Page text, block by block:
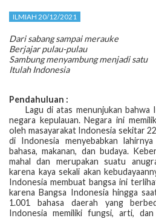
ILMIAH 20/12/2021
Dari sabang sampai merauke
Berjajar pulau-pulau
Sambung menyambung menjadi satu
Itulah Indonesia
Pendahuluan :
Lagu di atas menunjukan bahwa
negara kepulauan. Negara ini
oleh masayarakat Indonesia sekitar
di Indonesia menyebabkan
bahasa, makanan, dan budaya.
mahal dan merupakan suatu
karena kaya sekali akan
Indonesia membuat bangsa ini
karena Bangsa Indonesia hingga
1.001 bahasa daerah yang
Indonesia memiliki fungsi, arti,